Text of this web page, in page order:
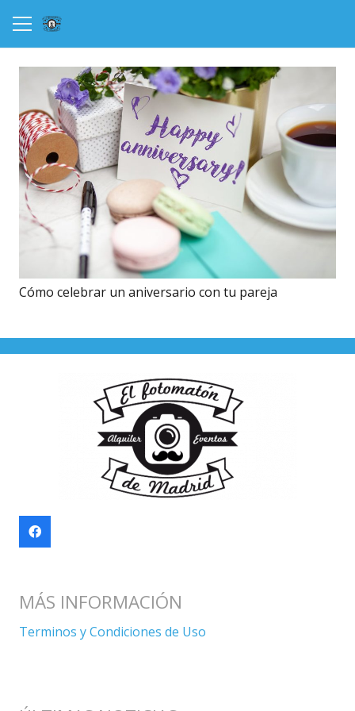
Cómo celebrar un aniversario con tu pareja
MÁS INFORMACIÓN
Terminos y Condiciones de Uso